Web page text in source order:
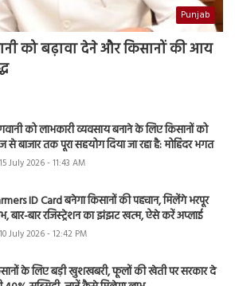
Punjab
को बढ़ावा देने और किसानों की आय
को लाभकारी व्यवसाय बनाने के लिए किसानों को
से बाजार तक पूरा सहयोग दिया जा रहा है: मोहिंदर भगत
15 July 2026 - 11:43 AM
ID Card बनेगा किसानों की पहचान, मिलेंगे भरपूर
बार-बार रजिस्ट्रेशन का झंझट खत्म, ऐसे करें अप्लाई
10 July 2026 - 12:42 PM
के लिए बड़ी खुशखबरी, फूलों की खेती पर सरकार दे